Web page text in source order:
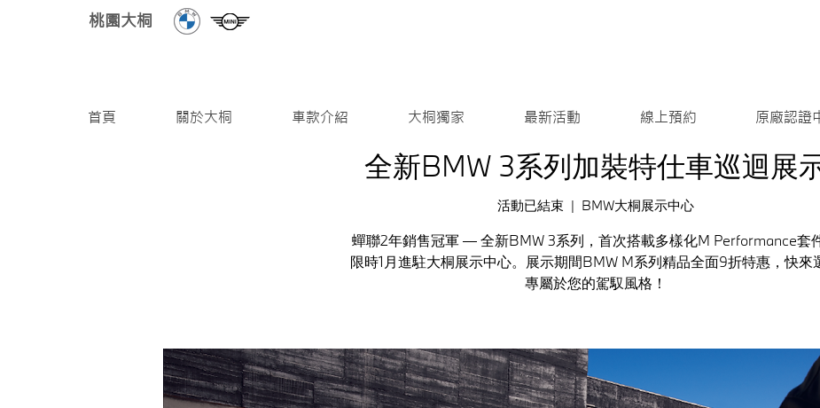
桃園大桐
首頁 關於大桐 車款介紹 大桐獨家 最新活動 線上預約 原廠認證
全新BMW 3系列加裝特仕車巡迴展
活動已結束 BMW大桐展示中心
蟬聯2年銷售冠軍 — 全新BMW 3系列，首次搭載多樣化M Performance套
限時1月進駐大桐展示中心。展示期間BMW M系列精品全面9折特惠，快來
專屬於您的駕馭風格！